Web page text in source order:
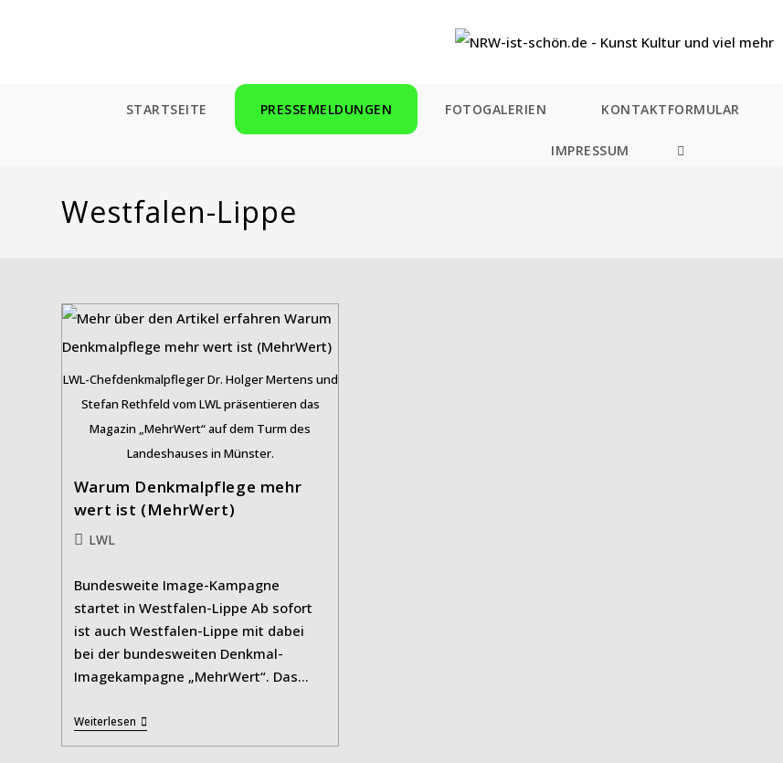
STARTSEITE PRESSEMELDUNGEN FOTOGALERIEN KONTAKTFORMULAR
IMPRESSUM
WEBSITE-
Westfalen-Lippe
LWL-Chefdenkmalpfleger Dr. Holger Mertens und
Stefan Rethfeld vom LWL präsentieren das
Magazin „MehrWert“ auf dem Turm des
Landeshauses in Münster.
Warum Denkmalpflege mehr
wert ist (MehrWert)
Beitrags-
LWL
Bundesweite Image-Kampagne
startet in Westfalen-Lippe Ab sofort
ist auch Westfalen-Lippe mit dabei
bei der bundesweiten Denkmal-
Imagekampagne „MehrWert“. Das…
WeiterlesenWarum
Denkmalpflege
Mehr